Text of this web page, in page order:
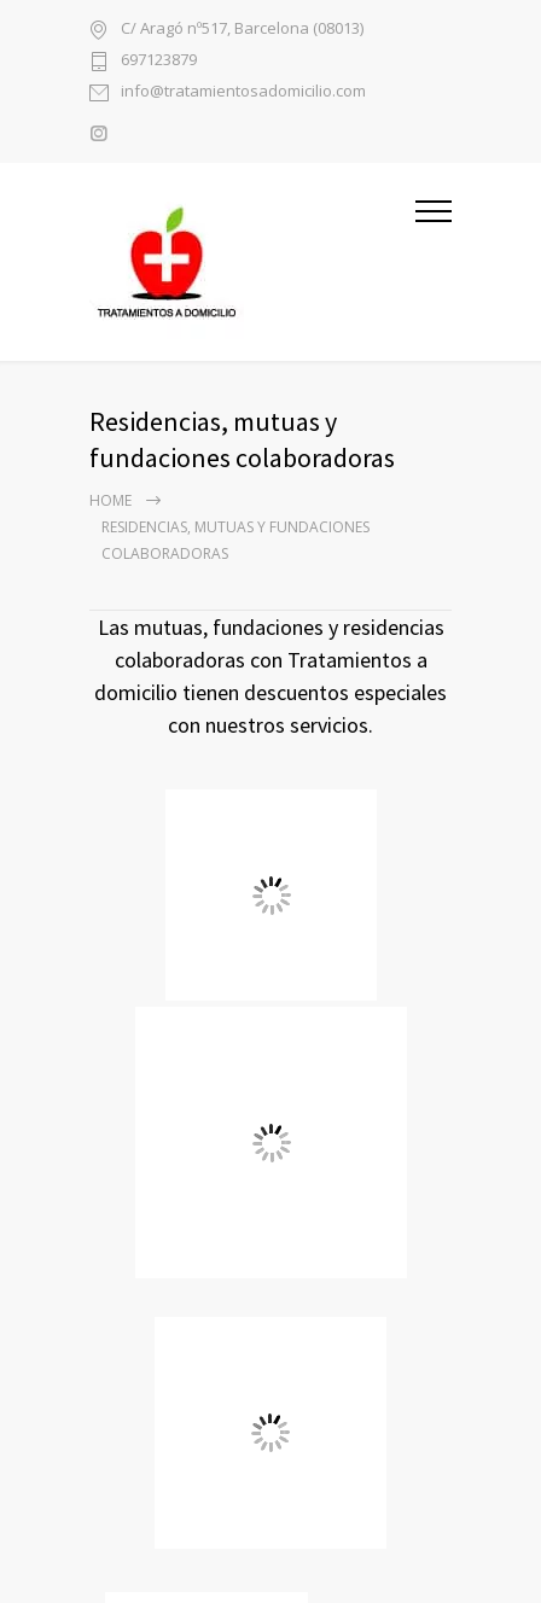
C/ Aragó nº517, Barcelona (08013)
697123879
info@tratamientosadomicilio.com
Residencias, mutuas y
fundaciones colaboradoras
HOME
RESIDENCIAS, MUTUAS Y FUNDACIONES
COLABORADORAS
Las mutuas, fundaciones y residencias
colaboradoras con Tratamientos a
domicilio tienen descuentos especiales
con nuestros servicios.